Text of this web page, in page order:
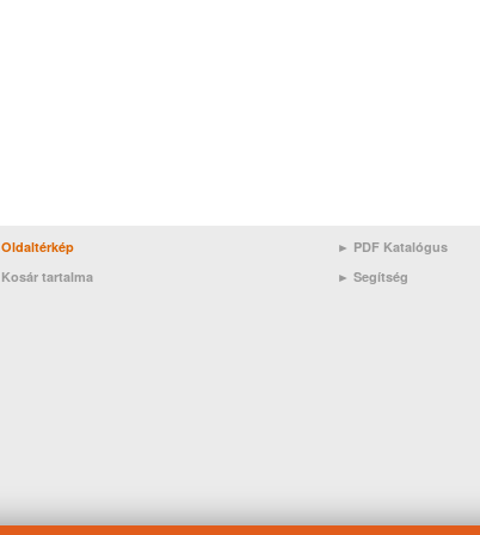
Oldaltérkép
Kosár tartalma
► PDF Katalógus
► Segítség